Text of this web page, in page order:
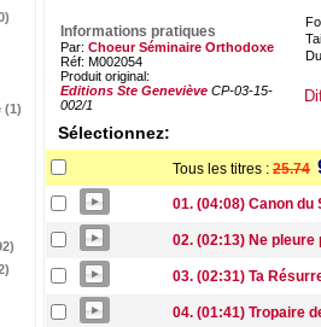
(1)
Informations pratiques
Par: Choeur Séminaire Orthodoxe
Réf: M002054
Produit original:
Editions Ste Geneviève CP-03-15-
002/1
Sélectionnez:
Tous les titres : 25.74
01. (04:08) Canon du
02. (02:13) Ne pleure
03. (02:31) Ta
04. (01:41) Tropaire